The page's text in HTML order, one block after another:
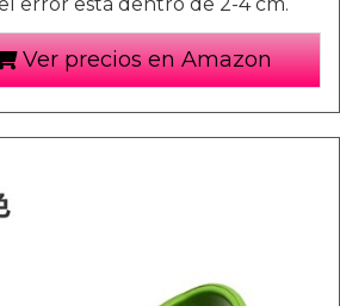
error está dentro de 2-4 cm.
Ver precios en Amazon